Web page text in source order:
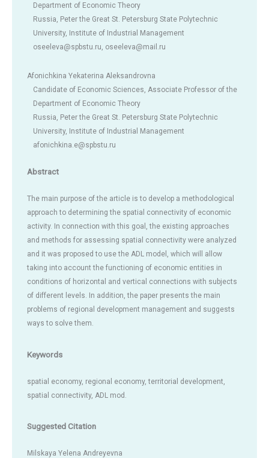
Department of Economic Theory
Russia, Peter the Great St. Petersburg State Polytechnic
University, Institute of Industrial Management
oseeleva@spbstu.ru, oseeleva@mail.ru
Afonichkina Yekaterina Aleksandrovna
Candidate of Economic Sciences, Associate Professor of the
Department of Economic Theory
Russia, Peter the Great St. Petersburg State Polytechnic
University, Institute of Industrial Management
afonichkina.e@spbstu.ru
Abstract
The main purpose of the article is to develop a methodological
approach to determining the spatial connectivity of economic
activity. In connection with this goal, the existing approaches
and methods for assessing spatial connectivity were analyzed
and it was proposed to use the ADL model, which will allow
taking into account the functioning of economic entities in
conditions of horizontal and vertical connections with subjects
of different levels. In addition, the paper presents the main
problems of regional development management and suggests
ways to solve them.
Keywords
spatial economy, regional economy, territorial development,
spatial connectivity, ADL mod.
Suggested Citation
Milskaya Yelena Andreyevna